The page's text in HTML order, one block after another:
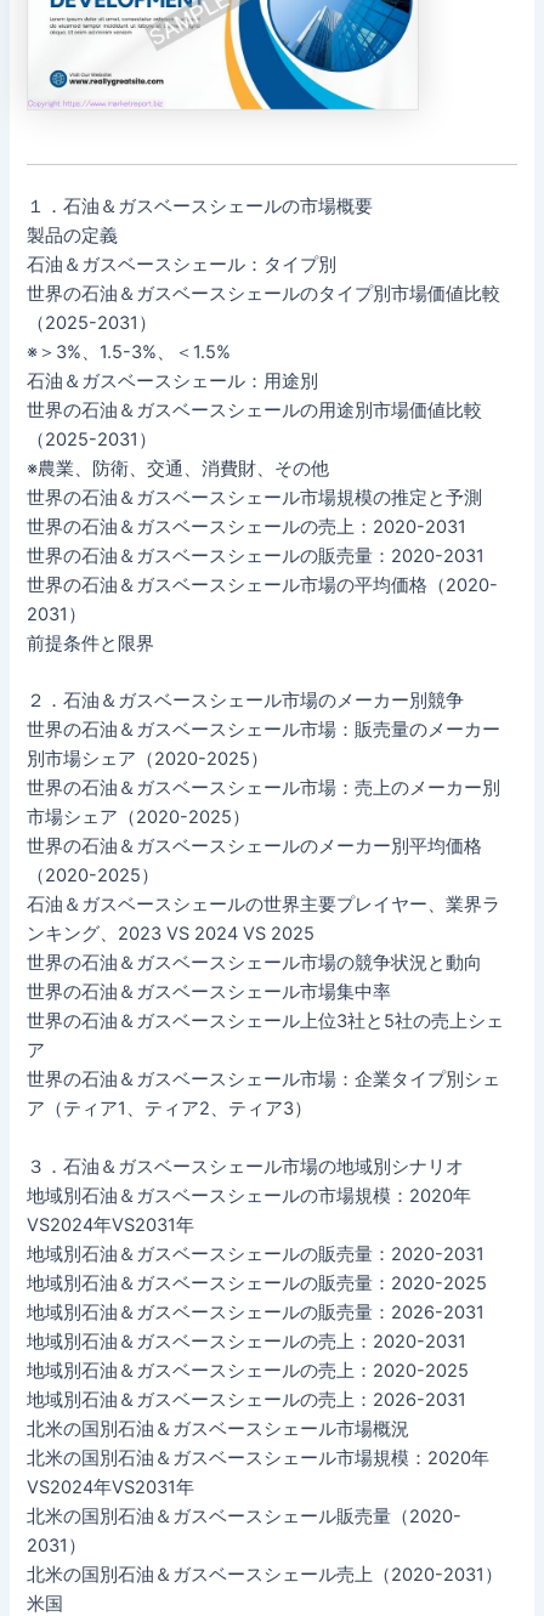
１．石油＆ガスベースシェールの市場概要
製品の定義
石油＆ガスベースシェール：タイプ別
世界の石油＆ガスベースシェールのタイプ別市場価値比較
（2025-2031）
※＞3%、1.5-3%、＜1.5%
石油＆ガスベースシェール：用途別
世界の石油＆ガスベースシェールの用途別市場価値比較
（2025-2031）
※農業、防衛、交通、消費財、その他
世界の石油＆ガスベースシェール市場規模の推定と予測
世界の石油＆ガスベースシェールの売上：2020-2031
世界の石油＆ガスベースシェールの販売量：2020-2031
世界の石油＆ガスベースシェール市場の平均価格（2020-
2031）
前提条件と限界
２．石油＆ガスベースシェール市場のメーカー別競争
世界の石油＆ガスベースシェール市場：販売量のメーカー
別市場シェア（2020-2025）
世界の石油＆ガスベースシェール市場：売上のメーカー別
市場シェア（2020-2025）
世界の石油＆ガスベースシェールのメーカー別平均価格
（2020-2025）
石油＆ガスベースシェールの世界主要プレイヤー、業界ラ
ンキング、2023 VS 2024 VS 2025
世界の石油＆ガスベースシェール市場の競争状況と動向
世界の石油＆ガスベースシェール市場集中率
世界の石油＆ガスベースシェール上位3社と5社の売上シェ
ア
世界の石油＆ガスベースシェール市場：企業タイプ別シェ
ア（ティア1、ティア2、ティア3）
３．石油＆ガスベースシェール市場の地域別シナリオ
地域別石油＆ガスベースシェールの市場規模：2020年
VS2024年VS2031年
地域別石油＆ガスベースシェールの販売量：2020-2031
地域別石油＆ガスベースシェールの販売量：2020-2025
地域別石油＆ガスベースシェールの販売量：2026-2031
地域別石油＆ガスベースシェールの売上：2020-2031
地域別石油＆ガスベースシェールの売上：2020-2025
地域別石油＆ガスベースシェールの売上：2026-2031
北米の国別石油＆ガスベースシェール市場概況
北米の国別石油＆ガスベースシェール市場規模：2020年
VS2024年VS2031年
北米の国別石油＆ガスベースシェール販売量（2020-
2031）
北米の国別石油＆ガスベースシェール売上（2020-2031）
米国